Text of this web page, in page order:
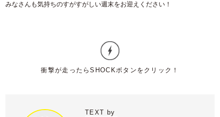
みなさんも気持ちのすがすがしい週末をお迎えください！
TEXT by